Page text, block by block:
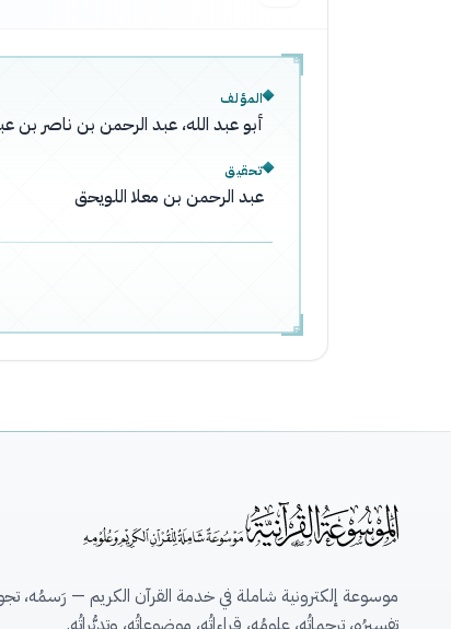
المؤلف
أبو عبد الله، عبد الرحمن بن ناصر
تحقيق
عبد الرحمن بن معلا اللويحق
موسوعة إلكترونية شاملة في خدمة القرآن الكريم — رَسمُه،